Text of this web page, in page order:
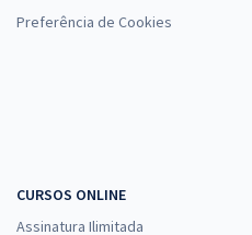
Preferência de Cookies
CURSOS ONLINE
Assinatura Ilimitada